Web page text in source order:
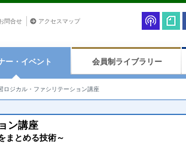
問合せ アクセスマップ
ー・イベント 会員制ライブラリー
ロジカル・ファシリテーション講座
ン講座
まとめる技術～